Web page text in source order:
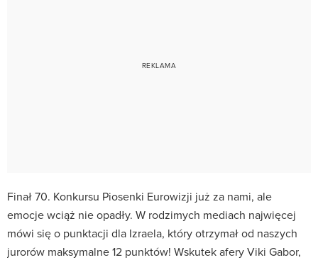
Finał 70. Konkursu Piosenki Eurowizji już za nami, ale
emocje wciąż nie opadły. W rodzimych mediach najwięcej
mówi się o punktacji dla Izraela, który otrzymał od naszych
jurorów maksymalne 12 punktów! Wskutek afery Viki Gabor,